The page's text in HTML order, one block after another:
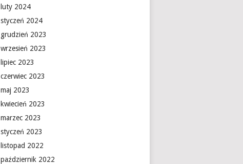
luty 2024
styczeń 2024
grudzień 2023
wrzesień 2023
lipiec 2023
czerwiec 2023
maj 2023
kwiecień 2023
marzec 2023
styczeń 2023
listopad 2022
październik 2022